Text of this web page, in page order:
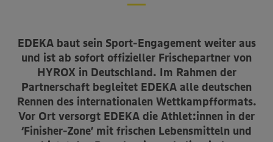
EDEKA baut sein Sport-Engagement weiter aus
und ist ab sofort offizieller Frischepartner von
HYROX in Deutschland. Im Rahmen der
Partnerschaft begleitet EDEKA alle deutschen
Rennen des internationalen Wettkampfformats.
Vor Ort versorgt EDEKA die Athlet:innen in der
‘Finisher-Zone’ mit frischen Lebensmitteln und